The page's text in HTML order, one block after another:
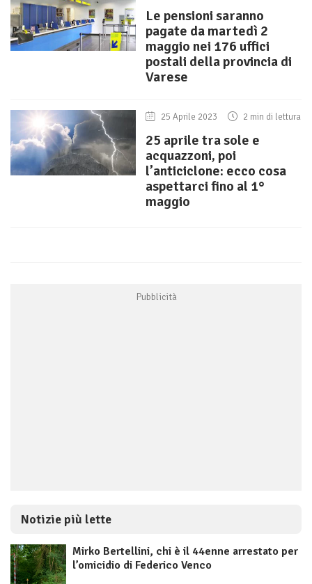
Le pensioni saranno
pagate da martedì 2
maggio nei 176 uffici
postali della provincia di
Varese
25 Aprile 2023 2 min di lettura
25 aprile tra sole e
acquazzoni, poi
l’anticiclone: ecco cosa
aspettarci fino al 1°
maggio
Notizie più lette
Mirko Bertellini, chi è il 44enne arrestato per
l’omicidio di Federico Venco